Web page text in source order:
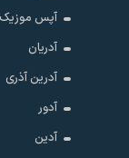
آپس موزیک
آدریان
آدرین آذری
آدور
آدین